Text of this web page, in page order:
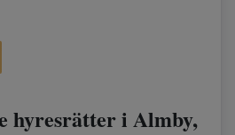
hyresrätter i Almby,